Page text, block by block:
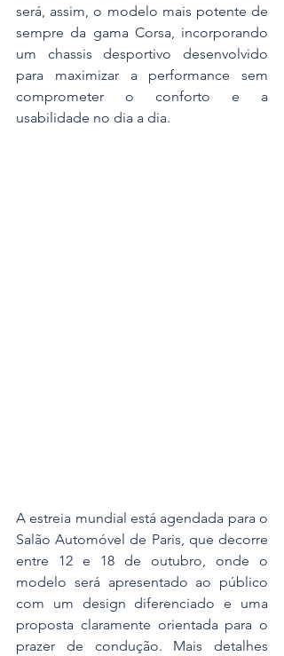
será, assim, o modelo mais potente de
sempre da gama Corsa, incorporando
um chassis desportivo desenvolvido
para maximizar a performance sem
comprometer o conforto e a
usabilidade no dia a dia.
A estreia mundial está agendada para o
Salão Automóvel de Paris, que decorre
entre 12 e 18 de outubro, onde o
modelo será apresentado ao público
com um design diferenciado e uma
proposta claramente orientada para o
prazer de condução. Mais detalhes